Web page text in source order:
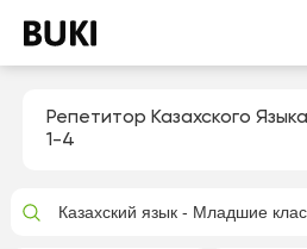
Репетитор Казахского
1-4
Казахский язык - Младшие